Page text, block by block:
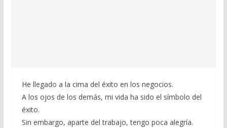
He llegado a la cima del éxito en los negocios.
A los ojos de los demás, mi vida ha sido el símbolo del
éxito.
Sin embargo, aparte del trabajo, tengo poca alegría.